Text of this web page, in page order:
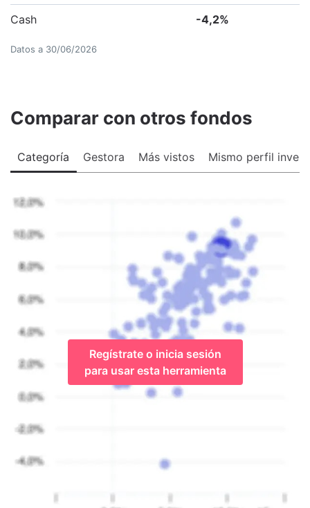
Cash -4,2%
Datos a 30/06/2026
Comparar con otros fondos
Categoría Gestora Más vistos Mismo perfil
Regístrate o inicia sesión
para usar esta herramienta